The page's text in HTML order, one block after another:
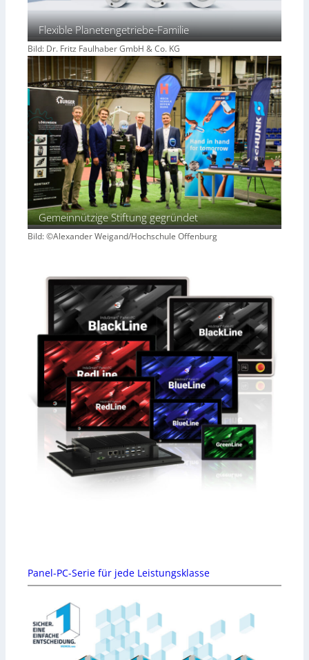
Flexible Planetengetriebe-Familie
Bild: Dr. Fritz Faulhaber GmbH & Co. KG
Gemeinnützige Stiftung gegründet
Bild: ©Alexander Weigand/Hochschule Offenburg
Panel-PC-Serie für jede Leistungsklasse